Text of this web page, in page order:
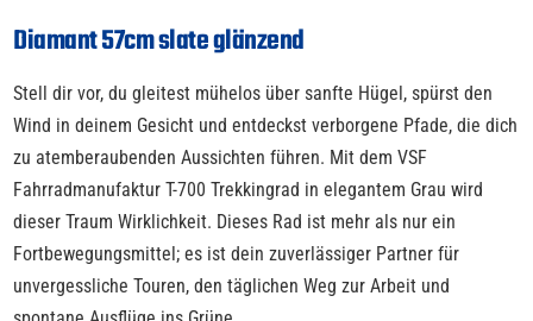
Diamant 57cm slate glänzend
Stell dir vor, du gleitest mühelos über sanfte Hügel, spürst den
Wind in deinem Gesicht und entdeckst verborgene Pfade, die dich
zu atemberaubenden Aussichten führen. Mit dem VSF
Fahrradmanufaktur T-700 Trekkingrad in elegantem Grau wird
dieser Traum Wirklichkeit. Dieses Rad ist mehr als nur ein
Fortbewegungsmittel; es ist dein zuverlässiger Partner für
unvergessliche Touren, den täglichen Weg zur Arbeit und